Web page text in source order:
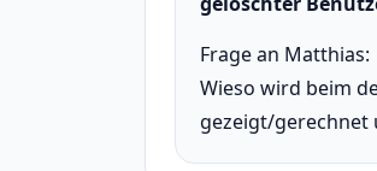
Frage an Matthias:
Wieso wird beim
gezeigt/gerechnet